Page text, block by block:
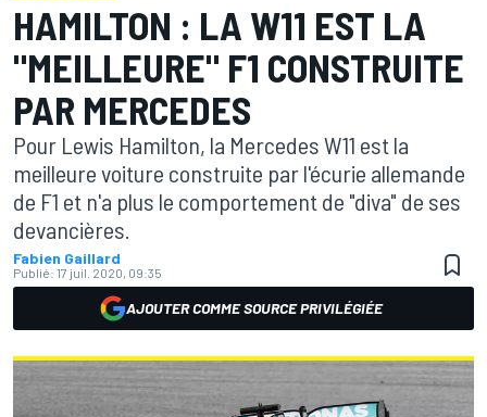
HAMILTON : LA W11 EST LA
"MEILLEURE" F1 CONSTRUITE
PAR MERCEDES
Pour Lewis Hamilton, la Mercedes W11 est la
meilleure voiture construite par l'écurie allemande
de F1 et n'a plus le comportement de "diva" de ses
devancières.
Fabien Gaillard
Publié: 17 juil. 2020, 09:35
AJOUTER COMME SOURCE PRIVILÉGIÉE